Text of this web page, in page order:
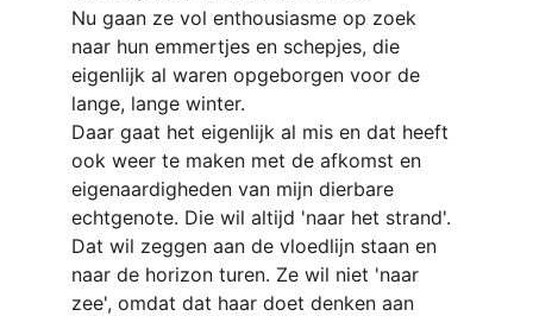
Nu gaan ze vol enthousiasme op zoek
naar hun emmertjes en schepjes, die
eigenlijk al waren opgeborgen voor de
lange, lange winter.
Daar gaat het eigenlijk al mis en dat heeft
ook weer te maken met de afkomst en
eigenaardigheden van mijn dierbare
echtgenote. Die wil altijd 'naar het strand'.
Dat wil zeggen aan de vloedlijn staan en
naar de horizon turen. Ze wil niet 'naar
zee', omdat dat haar doet denken aan